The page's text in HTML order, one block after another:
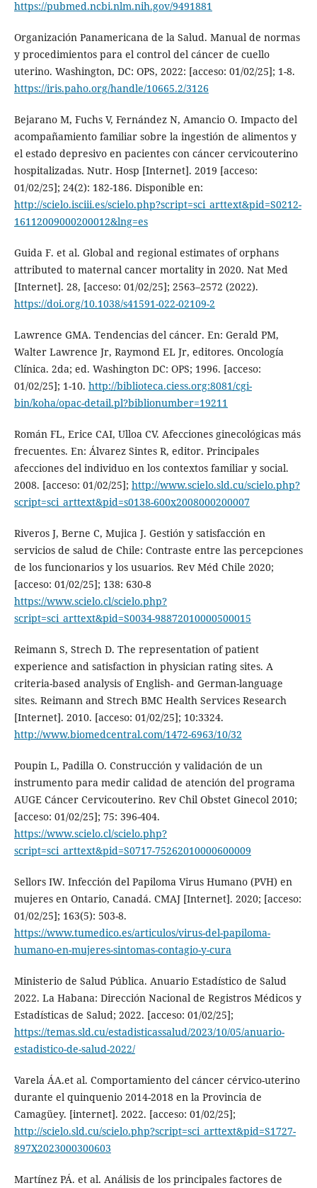
https://pubmed.ncbi.nlm.nih.gov/9491881
Organización Panamericana de la Salud. Manual de normas
y procedimientos para el control del cáncer de cuello
uterino. Washington, DC: OPS, 2022: [acceso: 01/02/25]; 1-8.
https://iris.paho.org/handle/10665.2/3126
Bejarano M, Fuchs V, Fernández N, Amancio O. Impacto del
acompañamiento familiar sobre la ingestión de alimentos y
el estado depresivo en pacientes con cáncer cervicouterino
hospitalizadas. Nutr. Hosp [Internet]. 2019 [acceso:
01/02/25]; 24(2): 182-186. Disponible en:
http://scielo.isciii.es/scielo.php?script=sci_arttext&pid=S0212-
16112009000200012&lng=es
Guida F. et al. Global and regional estimates of orphans
attributed to maternal cancer mortality in 2020. Nat Med
[Internet]. 28, [acceso: 01/02/25]; 2563–2572 (2022).
https://doi.org/10.1038/s41591-022-02109-2
Lawrence GMA. Tendencias del cáncer. En: Gerald PM,
Walter Lawrence Jr, Raymond EL Jr, editores. Oncología
Clínica. 2da; ed. Washington DC: OPS; 1996. [acceso:
01/02/25]; 1-10. http://biblioteca.ciess.org:8081/cgi-
bin/koha/opac-detail.pl?biblionumber=19211
Román FL, Erice CAI, Ulloa CV. Afecciones ginecológicas más
frecuentes. En: Álvarez Sintes R, editor. Principales
afecciones del individuo en los contextos familiar y social.
2008. [acceso: 01/02/25]; http://www.scielo.sld.cu/scielo.php?
script=sci_arttext&pid=s0138-600x2008000200007
Riveros J, Berne C, Mujica J. Gestión y satisfacción en
servicios de salud de Chile: Contraste entre las percepciones
de los funcionarios y los usuarios. Rev Méd Chile 2020;
[acceso: 01/02/25]; 138: 630-8
https://www.scielo.cl/scielo.php?
script=sci_arttext&pid=S0034-98872010000500015
Reimann S, Strech D. The representation of patient
experience and satisfaction in physician rating sites. A
criteria-based analysis of English- and German-language
sites. Reimann and Strech BMC Health Services Research
[Internet]. 2010. [acceso: 01/02/25]; 10:3324.
http://www.biomedcentral.com/1472-6963/10/32
Poupin L, Padilla O. Construcción y validación de un
instrumento para medir calidad de atención del programa
AUGE Cáncer Cervicouterino. Rev Chil Obstet Ginecol 2010;
[acceso: 01/02/25]; 75: 396-404.
https://www.scielo.cl/scielo.php?
script=sci_arttext&pid=S0717-75262010000600009
Sellors IW. Infección del Papiloma Virus Humano (PVH) en
mujeres en Ontario, Canadá. CMAJ [Internet]. 2020; [acceso:
01/02/25]; 163(5): 503-8.
https://www.tumedico.es/articulos/virus-del-papiloma-
humano-en-mujeres-sintomas-contagio-y-cura
Ministerio de Salud Pública. Anuario Estadístico de Salud
2022. La Habana: Dirección Nacional de Registros Médicos y
Estadísticas de Salud; 2022. [acceso: 01/02/25];
https://temas.sld.cu/estadisticassalud/2023/10/05/anuario-
estadistico-de-salud-2022/
Varela ÁA.et al. Comportamiento del cáncer cérvico-uterino
durante el quinquenio 2014-2018 en la Provincia de
Camagüey. [internet]. 2022. [acceso: 01/02/25];
http://scielo.sld.cu/scielo.php?script=sci_arttext&pid=S1727-
897X2023000300603
Martínez PÁ. et al. Análisis de los principales factores de